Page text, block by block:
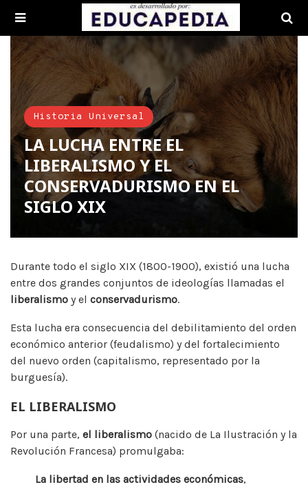
Historia Universal
LA LUCHA ENTRE EL
LIBERALISMO Y EL
CONSERVADURISMO EN EL
SIGLO XIX
Durante todo el siglo XIX (1800-1900), existió una lucha
entre dos grandes conjuntos de ideologías llamadas el
liberalismo y el conservadurismo.
Esta lucha era consecuencia del debilitamiento del orden
económico anterior (feudalismo) y del fortalecimiento
del nuevo orden (capitalismo, representado por la
burguesía).
EL LIBERALISMO
Por una parte, el liberalismo (nacido de La Ilustración y la
Revolución Francesa) promulgaba:
La libertad en las actividades económicas,